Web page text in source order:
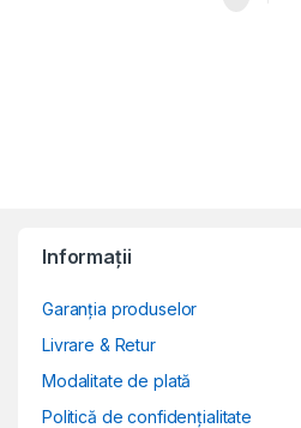
Informații
Garanția produselor
Livrare & Retur
Modalitate de plată
Politică de confidențialitate